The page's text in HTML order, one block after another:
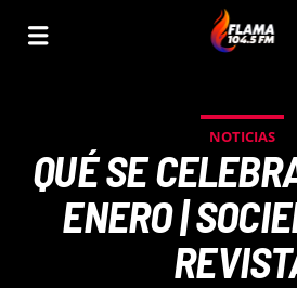
NOTICIAS
QUÉ SE
ENERO |